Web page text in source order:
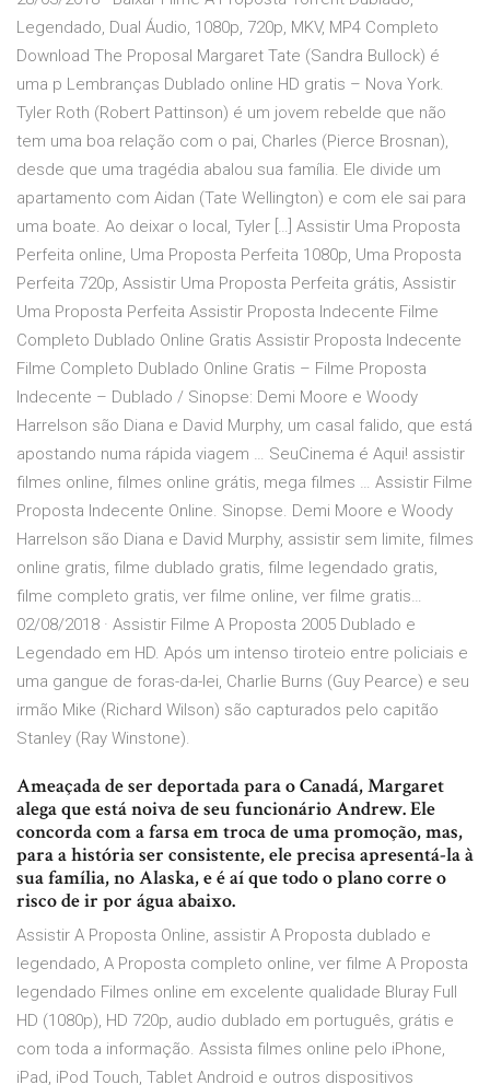
Legendado, Dual Áudio, 1080p, 720p, MKV, MP4 Completo
Download The Proposal Margaret Tate (Sandra Bullock) é
uma p Lembranças Dublado online HD gratis – Nova York.
Tyler Roth (Robert Pattinson) é um jovem rebelde que não
tem uma boa relação com o pai, Charles (Pierce Brosnan),
desde que uma tragédia abalou sua família. Ele divide um
apartamento com Aidan (Tate Wellington) e com ele sai para
uma boate. Ao deixar o local, Tyler […] Assistir Uma Proposta
Perfeita online, Uma Proposta Perfeita 1080p, Uma Proposta
Perfeita 720p, Assistir Uma Proposta Perfeita grátis, Assistir
Uma Proposta Perfeita Assistir Proposta Indecente Filme
Completo Dublado Online Gratis Assistir Proposta Indecente
Filme Completo Dublado Online Gratis – Filme Proposta
Indecente – Dublado / Sinopse: Demi Moore e Woody
Harrelson são Diana e David Murphy, um casal falido, que está
apostando numa rápida viagem … SeuCinema é Aqui! assistir
filmes online, filmes online grátis, mega filmes … Assistir Filme
Proposta Indecente Online. Sinopse. Demi Moore e Woody
Harrelson são Diana e David Murphy, assistir sem limite, filmes
online gratis, filme dublado gratis, filme legendado gratis,
filme completo gratis, ver filme online, ver filme gratis…
02/08/2018 · Assistir Filme A Proposta 2005 Dublado e
Legendado em HD. Após um intenso tiroteio entre policiais e
uma gangue de foras-da-lei, Charlie Burns (Guy Pearce) e seu
irmão Mike (Richard Wilson) são capturados pelo capitão
Stanley (Ray Winstone).
Ameaçada de ser deportada para o Canadá, Margaret
alega que está noiva de seu funcionário Andrew. Ele
concorda com a farsa em troca de uma promoção, mas,
para a história ser consistente, ele precisa apresentá-la à
sua família, no Alaska, e é aí que todo o plano corre o
risco de ir por água abaixo.
Assistir A Proposta Online, assistir A Proposta dublado e
legendado, A Proposta completo online, ver filme A Proposta
legendado Filmes online em excelente qualidade Bluray Full
HD (1080p), HD 720p, audio dublado em português, grátis e
com toda a informação. Assista filmes online pelo iPhone,
iPad, iPod Touch, Tablet Android e outros dispositivos